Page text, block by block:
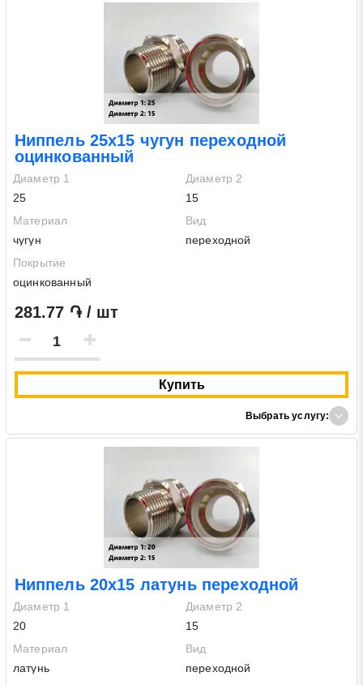
Ниппель 25х15 чугун переходной
оцинкованный
Диаметр 1
25
Диаметр 2
15
Материал
чугун
Вид
переходной
Покрытие
оцинкованный
281.77 ֏ / шт
Купить
Выбрать услугу:
Ниппель 20х15 латунь переходной
Диаметр 1
20
Диаметр 2
15
Материал
латунь
Вид
переходной